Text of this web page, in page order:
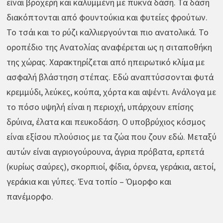
διακόπτονται από φουντούκια και φυτείες φρούτων.
Το τσάι και το ρύζι καλλιεργούνται πιο ανατολικά. Το
οροπέδιο της Ανατολίας αναφέρεται ως η σιταποθήκη
της χώρας. Χαρακτηρίζεται από ηπειρωτικό κλίμα με
ασφαλή βλάστηση στέπας. Εδώ αναπτύσσονται φυτά
κρεμμύδι, λεύκες, κούπα, χόρτα και αψέντι. Ανάλογα με
το πόσο υψηλή είναι η περιοχή, υπάρχουν επίσης
δρύινα, έλατα και πευκοδάση. Ο υποβρύχιος κόσμος
είναι εξίσου πλούσιος με τα ζώα που ζουν εδώ. Μεταξύ
αυτών είναι αγριογούρουνα, άγρια πρόβατα, ερπετά
(κυρίως σαύρες), σκορπιοί, φίδια, όρνεα, γεράκια, αετοί,
γεράκια και γύπες. Ένα τοπίο – Όμορφο και
πανέμορφο.